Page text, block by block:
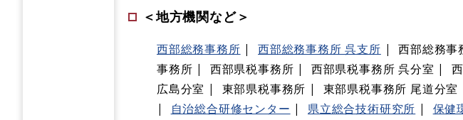
＜地方機関など＞
西部総務事務所 西部総務事務所 呉支所 西部総務事
事務所
西部県税事務所 西部県税事務所 呉分室
広島分室
東部県税事務所 東部県税事務所 尾道分室
自治総合研修センター
県立総合技術研究所 保健